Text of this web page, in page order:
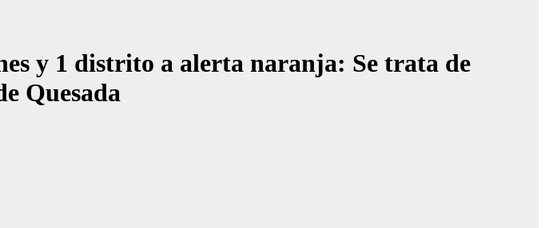
y 1 distrito a alerta naranja: Se trata de
Quesada